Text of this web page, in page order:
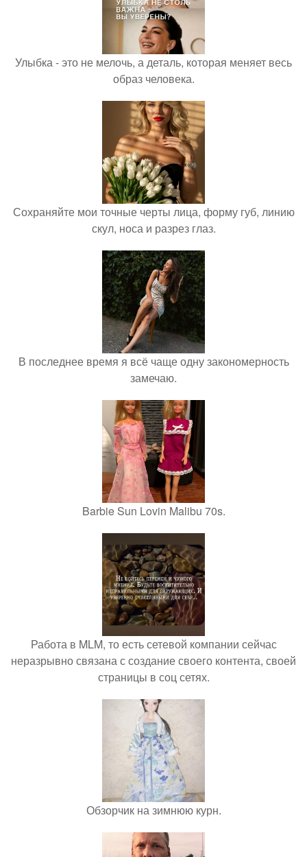
Улыбка - это не мелочь, а деталь, которая меняет весь
образ человека.
Сохраняйте мои точные черты лица, форму губ, линию
скул, носа и разрез глаз.
В последнее время я всё чаще одну закономерность
замечаю.
Barbie Sun Lovin Malibu 70s.
Работа в MLM, то есть сетевой компании сейчас
неразрывно связана с создание своего контента, своей
страницы в соц сетях.
Обзорчик на зимнюю курн.